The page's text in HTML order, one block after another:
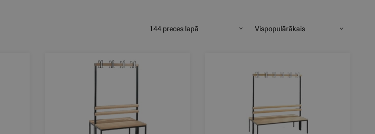
144 preces lapā Vispopulārākais